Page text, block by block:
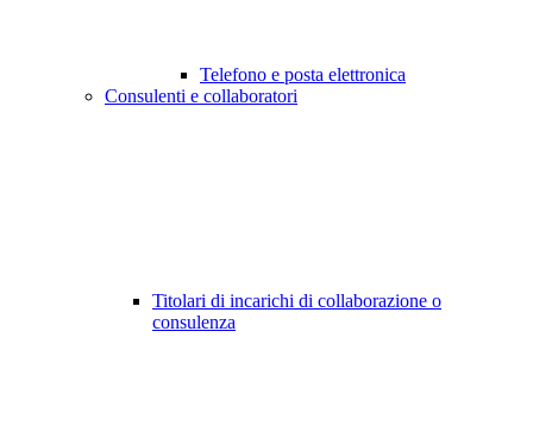
Telefono e posta elettronica
Consulenti e collaboratori
Titolari di incarichi di collaborazione o
consulenza